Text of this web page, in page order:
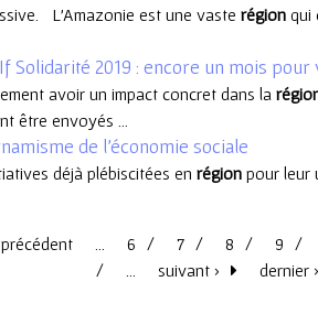
L’Amazonie est une vaste région qui
Solidarité 2019 : encore un mois
avoir un impact concret dans la
être envoyés ...
de l'économie sociale
déjà plébiscitées en région pour leur
précédent 6 7 8
9
suivant › dernier